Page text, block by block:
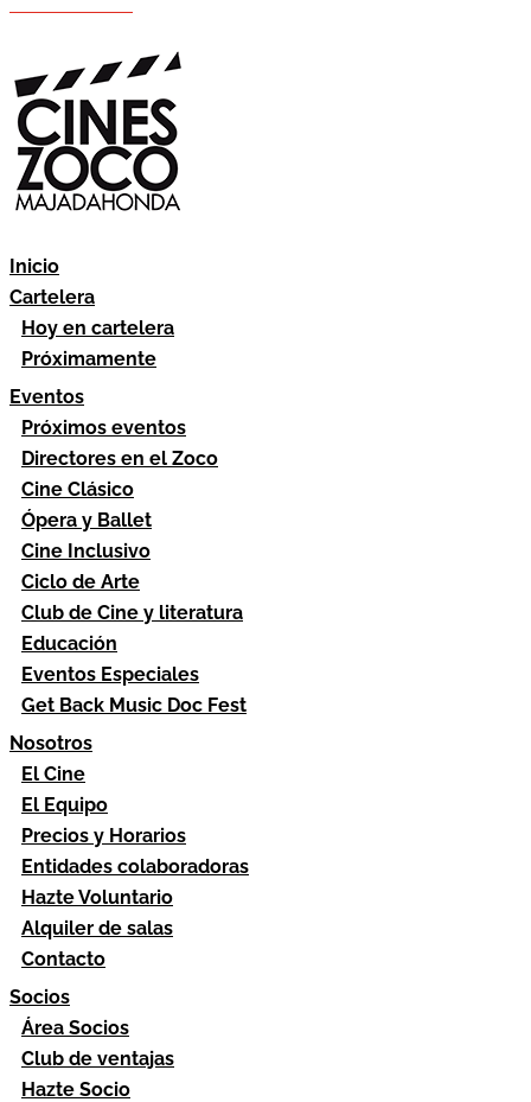
Inicio
Cartelera
Hoy en cartelera
Próximamente
Eventos
Próximos eventos
Directores en el Zoco
Cine Clásico
Ópera y Ballet
Cine Inclusivo
Ciclo de Arte
Club de Cine y literatura
Educación
Eventos Especiales
Get Back Music Doc Fest
Nosotros
El Cine
El Equipo
Precios y Horarios
Entidades colaboradoras
Hazte Voluntario
Alquiler de salas
Contacto
Socios
Área Socios
Club de ventajas
Hazte Socio